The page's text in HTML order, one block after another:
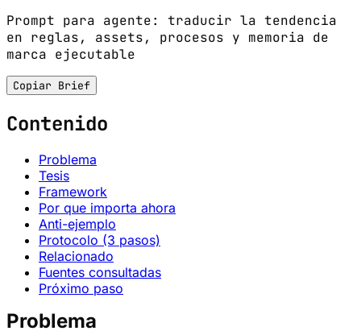
Prompt para agente: traducir la tendencia
en reglas, assets, procesos y memoria de
marca ejecutable
Copiar Brief
Contenido
Problema
Tesis
Framework
Por que importa ahora
Anti-ejemplo
Protocolo (3 pasos)
Relacionado
Fuentes consultadas
Próximo paso
Problema